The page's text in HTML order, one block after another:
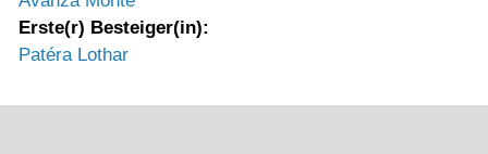
Erste(r) Besteiger(in):
Patéra Lothar